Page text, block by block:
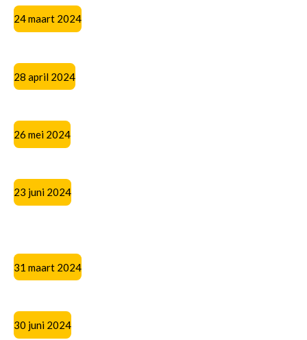
24 maart 2024
28 april 2024
26 mei 2024
23 juni 2024
31 maart 2024
30 juni 2024